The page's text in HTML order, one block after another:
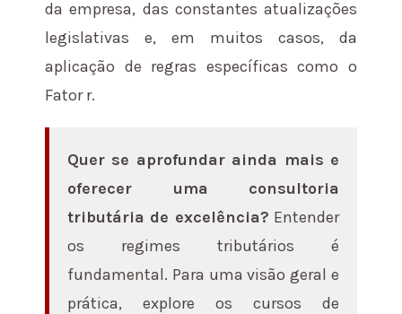
da empresa, das constantes atualizações
legislativas e, em muitos casos, da
aplicação de regras específicas como o
Fator r.
Quer se aprofundar ainda mais e
oferecer uma consultoria
tributária de excelência? Entender
os regimes tributários é
fundamental. Para uma visão geral e
prática, explore os cursos de